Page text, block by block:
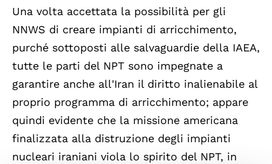
Una volta accettata la possibilità per gli
NNWS di creare impianti di arricchimento,
purché sottoposti alle salvaguardie della IAEA,
tutte le parti del NPT sono impegnate a
garantire anche all'Iran il diritto inalienabile al
proprio programma di arricchimento; appare
quindi evidente che la missione americana
finalizzata alla distruzione degli impianti
nucleari iraniani viola lo spirito del NPT, in